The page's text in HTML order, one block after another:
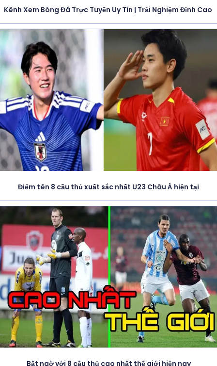
Kênh Xem Bóng Đá Trực Tuyến Uy Tín | Trải Nghiệm Đỉnh Cao
Điểm tên 8 cầu thủ xuất sắc nhất U23 Châu Á hiện tại
Bất ngờ với 8 cầu thủ cao nhất thế giới hiện nay